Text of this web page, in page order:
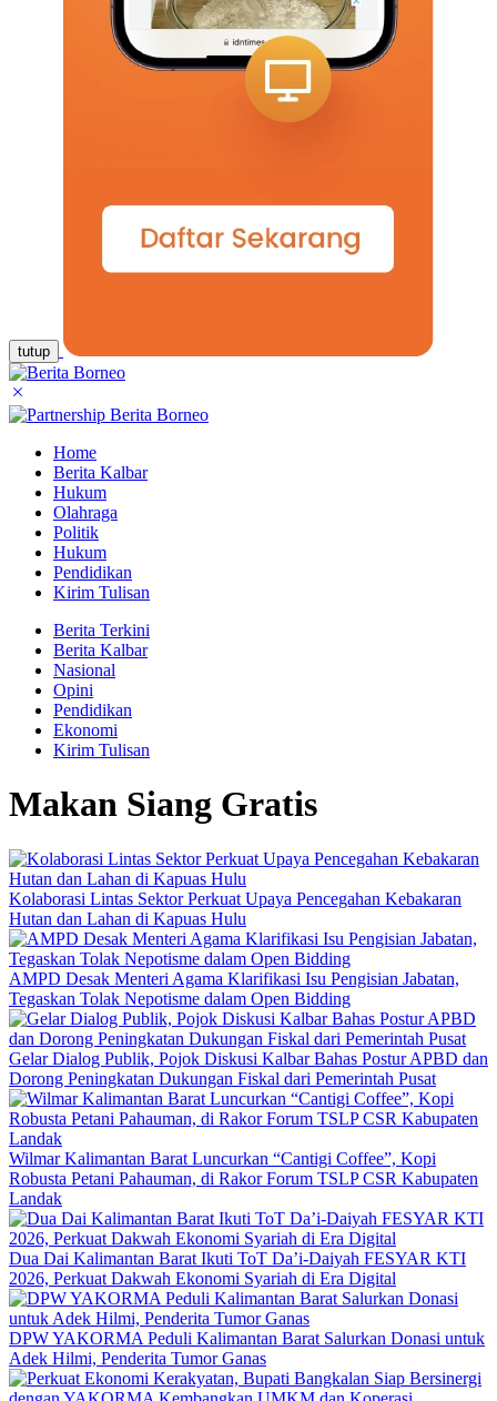
tutup
Home
Berita Kalbar
Hukum
Olahraga
Politik
Hukum
Pendidikan
Kirim Tulisan
Berita Terkini
Berita Kalbar
Nasional
Opini
Pendidikan
Ekonomi
Kirim Tulisan
Makan Siang Gratis
Kolaborasi Lintas Sektor Perkuat Upaya Pencegahan Kebakaran
Hutan dan Lahan di Kapuas Hulu
AMPD Desak Menteri Agama Klarifikasi Isu Pengisian Jabatan,
Tegaskan Tolak Nepotisme dalam Open Bidding
Gelar Dialog Publik, Pojok Diskusi Kalbar Bahas Postur APBD dan
Dorong Peningkatan Dukungan Fiskal dari Pemerintah Pusat
Wilmar Kalimantan Barat Luncurkan “Cantigi Coffee”, Kopi
Robusta Petani Pahauman, di Rakor Forum TSLP CSR Kabupaten
Landak
Dua Dai Kalimantan Barat Ikuti ToT Da’i-Daiyah FESYAR KTI
2026, Perkuat Dakwah Ekonomi Syariah di Era Digital
DPW YAKORMA Peduli Kalimantan Barat Salurkan Donasi untuk
Adek Hilmi, Penderita Tumor Ganas